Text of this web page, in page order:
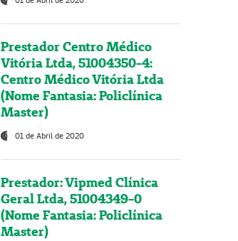
Prestador Centro Médico
Vitória Ltda, 51004350-4:
Centro Médico Vitória Ltda
(Nome Fantasia: Policlínica
Master)
01 de Abril de 2020
Prestador: Vipmed Clínica
Geral Ltda, 51004349-0
(Nome Fantasia: Policlínica
Master)